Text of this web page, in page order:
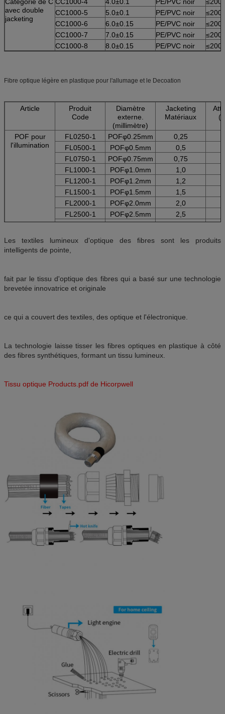
avec double
jacketing
CC1000-5
5.0±0.1 PE/PVC noir
≤200
CC1000-6
6.0±0.15 PE/PVC noir
≤200
CC1000-7
7.0±0.15 PE/PVC noir
≤200
CC1000-8
8.0±0.15 PE/PVC noir ≤200
Fibre optique légère en plastique pour l'allumage et le Decoation
Article
Produit
Code
Diamètre
externe.
(millimètre)
Jacketing
Matériaux
POF pour
l'illumination
FL0250-1 POFφ0.25mm
0,25
FL0500-1
POFφ0.5mm
0,5
FL0750-1
POFφ0.75mm
0,75
FL1000-1
POFφ1.0mm
1,0
FL1200-1
POFφ1.2mm
1,2
FL1500-1
POFφ1.5mm
1,5
FL2000-1
POFφ2.0mm
2,0
FL2500-1
POFφ2.5mm
2,5
Les textiles lumineux d'optique des fibres sont les produits
intelligents de pointe,
fait par le tissu d'optique des fibres qui a basé sur une technologie
brevetée innovatrice et originale
ce qui a couvert des textiles, des optique et l'électronique.
La technologie laisse tisser les fibres optiques en plastique à côté
des fibres synthétiques, formant un tissu lumineux.
Tissu optique Products.pdf de Hicorpwell